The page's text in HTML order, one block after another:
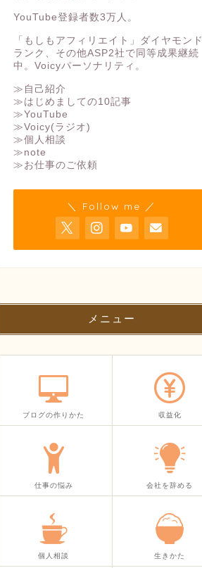
YouTube登録者数3万人。
「もしもアフィリエイト」ダイヤモンド
ランク、その他ASP2社で同等成果継続
中。Voicyパーソナリティ。
≫自己紹介
≫はじめましての10記事
≫YouTube
≫Voicy(ラジオ)
≫個人相談
≫note
≫お仕事のご依頼
＼ Follow me ／
メニュー
ブログの作りかた 収益化
仕事の悩み 会社を辞める
個人相談 生きかた